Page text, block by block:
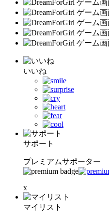
いいね
サポート
プレミアムサポーター
x
マイリスト